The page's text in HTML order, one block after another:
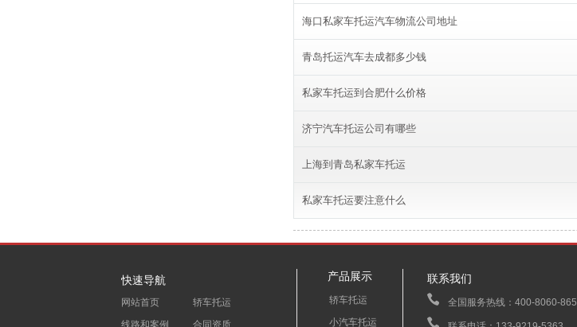
海口私家车托运汽车物流公司地址
青岛托运汽车去成都多少钱
私家车托运到合肥什么价格
济宁汽车托运公司有哪些
上海到青岛私家车托运
私家车托运要注意什么
快速导航
网站首页
轿车托运
线路和案例
合同资质
产品展示
轿车托运
小汽车托运
联系我们
全国服务热线：400-8060-865